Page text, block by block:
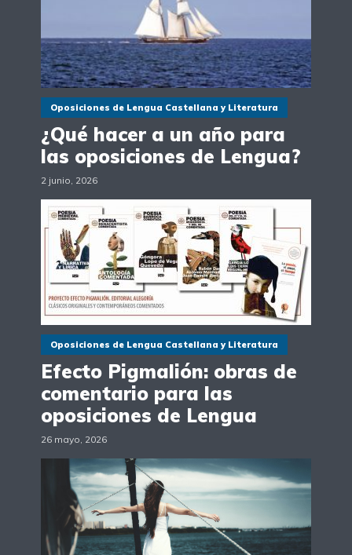
Oposiciones de Lengua Castellana y Literatura
¿Qué hacer a un año para
las oposiciones de Lengua?
2 junio, 2026
Oposiciones de Lengua Castellana y Literatura
Efecto Pigmalión: obras de
comentario para las
oposiciones de Lengua
26 mayo, 2026